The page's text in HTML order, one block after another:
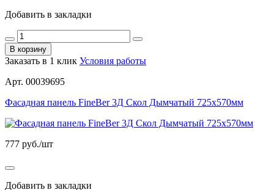
Добавить в закладки
В корзину
Заказать в 1 клик Условия работы
Арт. 00039695
Фасадная панель FineBer 3Д Скол Дымчатый 725х570мм
777 руб./шт
Добавить в закладки